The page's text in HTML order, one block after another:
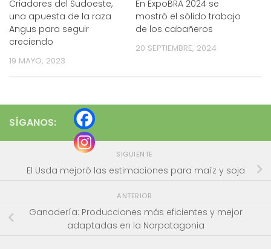
Criadores del Sudoeste,
una apuesta de la raza
Angus para seguir
creciendo
19 MAYO, 2023
En ExpoBRA 2024 se
mostró el sólido trabajo
de los cabañeros
20 SEPTIEMBRE, 2024
SÍGANOS:
SIGUIENTE
El Usda mejoró las estimaciones para maíz y soja
ANTERIOR
Ganadería: Producciones más eficientes y mejor
adaptadas en la Norpatagonia